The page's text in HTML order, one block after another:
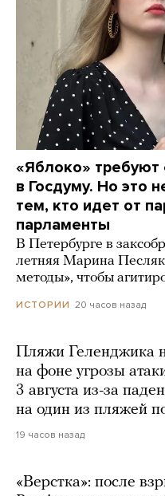
«Яблоко» требуют
в Госдуму. Но это
тем, кто идет от
парламенты
В Петербурге в
летняя Марина
методы», чтобы
ИСТОРИИ 20 часов назад
Пляжи Геленджика
на фоне угрозы
3 августа из-за
на один из пляжей
19 часов назад
«Верстка»: после